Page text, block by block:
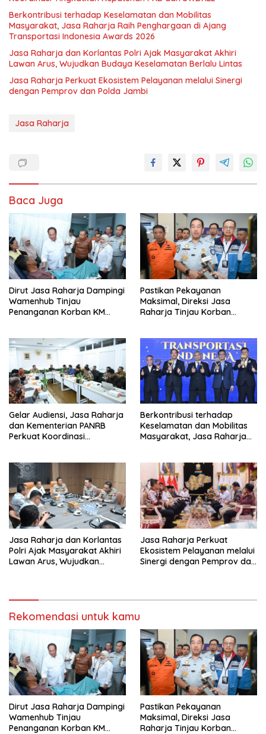
Berkontribusi terhadap Keselamatan dan Mobilitas
Masyarakat, Jasa Raharja Raih Penghargaan di Ajang
Transportasi Indonesia Awards 2026
Jasa Raharja dan Korlantas Polri Ajak Masyarakat Akhiri
Lawan Arus, Wujudkan Budaya Keselamatan Berlalu Lintas
Jasa Raharja Perkuat Ekosistem Pelayanan melalui Sinergi
dengan Pemprov dan Polda Jambi
Jasa Raharja
Baca Juga
Dirut Jasa Raharja Dampingi
Wamenhub Tinjau
Penanganan Korban KM
Pastikan Pekayanan
Maksimal, Direksi Jasa
Raharja Tinjau Korban
Gelar Audiensi, Jasa Raharja
dan Kementerian PANRB
Perkuat Koordinasi
Berkontribusi terhadap
Keselamatan dan Mobilitas
Masyarakat, Jasa Raharja
Awards 2026
Jasa Raharja dan Korlantas
Polri Ajak Masyarakat Akhiri
Lawan Arus, Wujudkan
Jasa Raharja Perkuat
Ekosistem Pelayanan melalui
Sinergi dengan Pemprov dan
Rekomendasi untuk kamu
Dirut Jasa Raharja Dampingi
Wamenhub Tinjau
Penanganan Korban KM
Pastikan Pekayanan
Maksimal, Direksi Jasa
Raharja Tinjau Korban